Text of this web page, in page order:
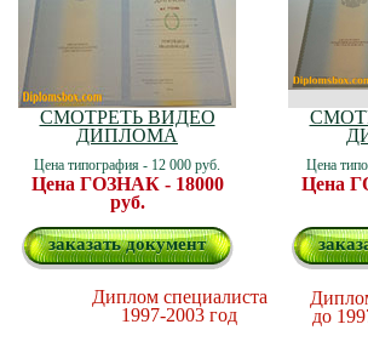
СМОТРЕТЬ ВИДЕО
ДИПЛОМА
Цена типография - 12 000 руб.
Цена ГОЗНАК - 18000
руб.
заказать документ
Цена
Цена
Диплом специалиста
1997-2003 год
до